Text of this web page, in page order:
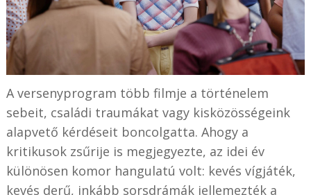
A versenyprogram több filmje a történelem
sebeit, családi traumákat vagy kisközösségeink
alapvető kérdéseit boncolgatta. Ahogy a
kritikusok zsűrije is megjegyezte, az idei év
különösen komor hangulatú volt: kevés vígjáték,
kevés derű, inkább sorsdrámák jellemezték a